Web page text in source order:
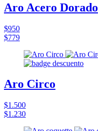
Aro Acero Dorado
$950
$779
Aro Circo
$1.500
$1.230